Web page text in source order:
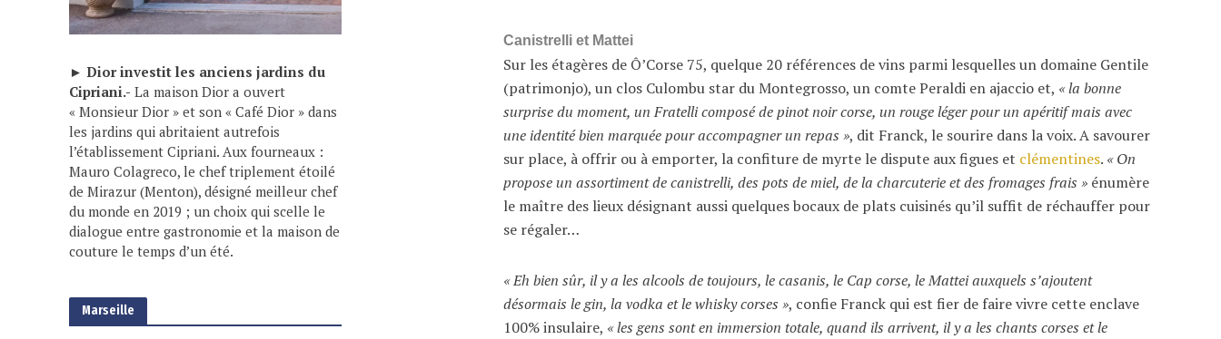
► Dior investit les anciens jardins du
Cipriani.- La maison Dior a ouvert
« Monsieur Dior » et son « Café Dior » dans
les jardins qui abritaient autrefois
l’établissement Cipriani. Aux fourneaux :
Mauro Colagreco, le chef triplement étoilé
de Mirazur (Menton), désigné meilleur chef
du monde en 2019 ; un choix qui scelle le
dialogue entre gastronomie et la maison de
couture le temps d’un été.
Marseille
Canistrelli et Mattei
Sur les étagères de Ô’Corse 75, quelque 20 références de vins parmi lesquelles un domaine Gentile
(patrimonjo), un clos Culombu star du Montegrosso, un comte Peraldi en ajaccio et, « la bonne
surprise du moment, un Fratelli composé de pinot noir corse, un rouge léger pour un apéritif mais avec
une identité bien marquée pour accompagner un repas », dit Franck, le sourire dans la voix. A savourer
sur place, à offrir ou à emporter, la confiture de myrte le dispute aux figues et clémentines. « On
propose un assortiment de canistrelli, des pots de miel, de la charcuterie et des fromages frais » énumère
le maître des lieux désignant aussi quelques bocaux de plats cuisinés qu’il suffit de réchauffer pour
se régaler…
« Eh bien sûr, il y a les alcools de toujours, le casanis, le Cap corse, le Mattei auxquels s’ajoutent
désormais le gin, la vodka et le whisky corses », confie Franck qui est fier de faire vivre cette enclave
100% insulaire, « les gens sont en immersion totale, quand ils arrivent, il y a les chants corses et le